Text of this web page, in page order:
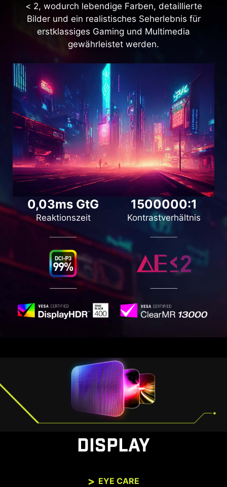
< 2, wodurch lebendige Farben, detaillierte
Bilder und ein realistisches Seherlebnis für
erstklassiges Gaming und Multimedia
gewährleistet werden.
0,03ms GtG
Reaktionszeit
1500000:1
Kontrastverhältnis
DISPLAY
EYE CARE